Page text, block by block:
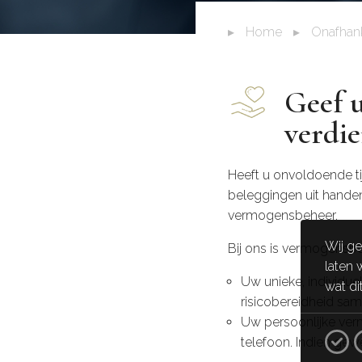
▸ Home ▸
Geef
Heeft u onvoldoende
beleggingen uit
vermogensbeheer.
Bij ons is
Uw unieke,
risicobereidheid
Uw persoonlijke
telefoon. Indien
Wij
laten
wat